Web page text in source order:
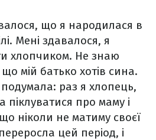
що я народилася в
Мені здавалося, я
хлопчиком. Не знаю
мій батько хотів сина.
раз я хлопець,
піклуватися про маму і
ніколи не матиму своєї
цей період, і